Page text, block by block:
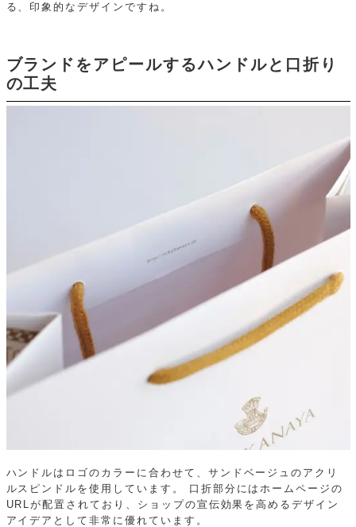
る、印象的なデザインですね。
ブランドをアピールするハンドルと口折り
の工夫
ハンドルはロゴのカラーに合わせて、サンドベージュのアクリ
ルスピンドルを使用しています。
口折部分にはホームページの
URLが配置されており、ショップの宣伝効果を高めるデザイン
アイデアとして非常に優れています。